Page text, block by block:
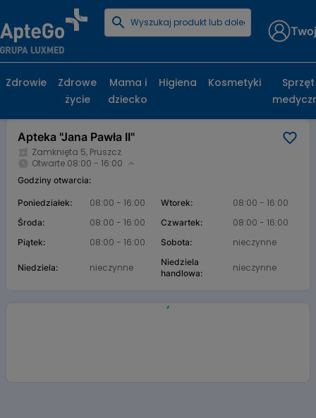
Strona główna
Apteka "Jana Pawła II", Zamknięta 5, Pruszcz
Karta apteki
Apteka "Jana Pawła II"
Zamknięta 5, Pruszcz
Otwarte 08:00 - 16:00
Godziny otwarcia:
Poniedziałek: 08:00 - 16:00 Wtorek: 08:00 - 16:00
Środa: 08:00 - 16:00 Czwartek: 08:00 - 16:00
Piątek: 08:00 - 16:00 Sobota: nieczynne
Niedziela: nieczynne
Niedziela
handlowa:
nieczynne
Zdrowie
Zdrowe
życie
Mama i
dziecko
Higiena Kosmetyki
Sprzęt